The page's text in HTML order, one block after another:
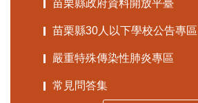
苗栗縣政府資料開放平臺
苗栗縣30人以下學校公告專區
嚴重特殊傳染性肺炎專區
常見問答集